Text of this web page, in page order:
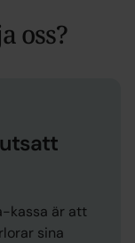
oss?
kassa är att
sina